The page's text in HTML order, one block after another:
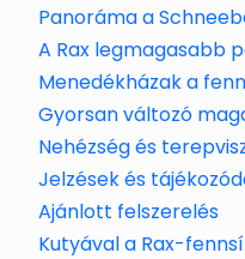
Panoráma a
A Rax legmagasabb
Menedékházak a
Gyorsan változó
Nehézség és
Jelzések és
Ajánlott felszerelés
Kutyával a Rax-